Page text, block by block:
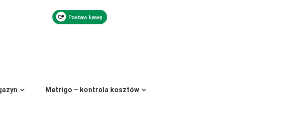
Metrigo – kontrola kosztów